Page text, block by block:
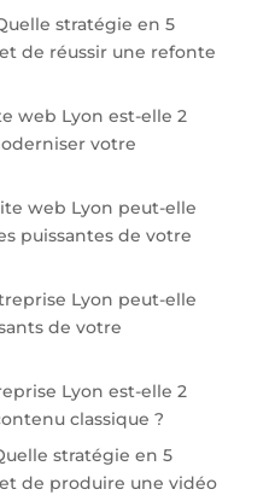
stratégie en 5
de réussir une refonte
web Lyon est-elle 2
votre
web Lyon peut-elle
puissantes de votre
Lyon peut-elle
de votre
Lyon est-elle 2
classique ?
stratégie en 5
de produire une vidéo